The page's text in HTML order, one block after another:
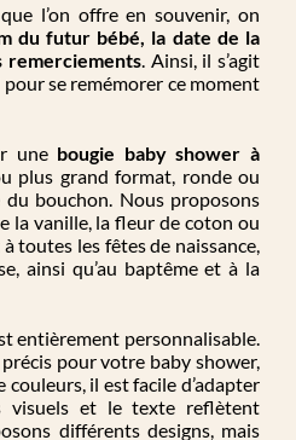
l’on offre ensouvenir, on
du futur bébé, la date de la
remerciements. Ainsi, il s’agit
pourse remémorer cemoment
une bougie babyshower à
plus grand format ronde ou
du bouchon Nous proposons
la vanille, la fleur de coton ou
toutes les fêtes de naissance,
,ainsi qu’au baptêmeetà la
entièrement personnalisable.
précis pour votre babyshower,
couleurs, il est facile d’adapter
visuels et le texte reflètent
différentsdesigns, mais